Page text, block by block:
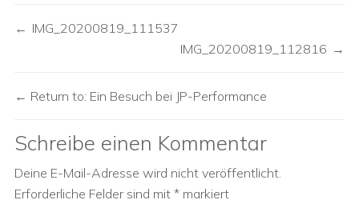
IMG_20200819_111537
IMG_20200819_112816
Return to: Ein Besuch bei JP-Performance
Schreibe einen Kommentar
Deine E-Mail-Adresse wird nicht veröffentlicht.
Erforderliche Felder sind mit * markiert